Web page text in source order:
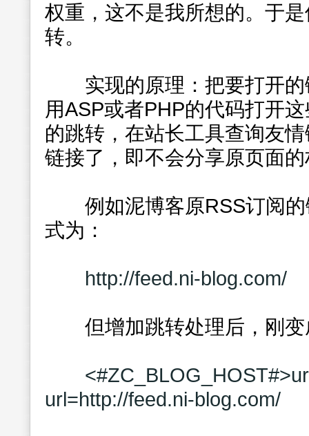
权重，这不是我所想的。于
转。
实现的原理：把要打开的
用ASP或者PHP的代码打开
的跳转，在站长工具查询友
链接了，即不会分享原页面
例如泥博客原RSS订阅的
式为：
http://feed.ni-blog.com/
但增加跳转处理后，刚变
url=http://feed.ni-blog.com/